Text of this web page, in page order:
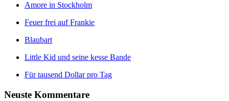
Amore in Stockholm
Feuer frei auf Frankie
Blaubart
Little Kid und seine kesse Bande
Für tausend Dollar pro Tag
Neuste Kommentare